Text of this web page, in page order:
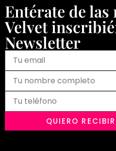
Entérate de las
Velvet
Newsletter
QUIERO